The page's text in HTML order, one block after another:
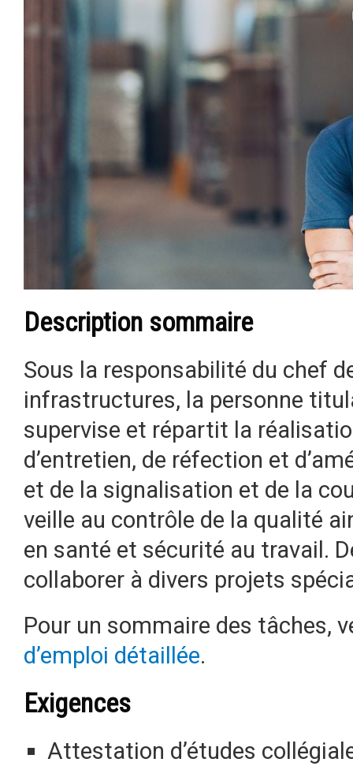
Description sommaire
Sous la responsabilité du chef
infrastructures, la personne
supervise et répartit la
d’entretien, de réfection et
et de la signalisation et de la
veille au contrôle de la qualité
en santé et sécurité au travail.
collaborer à divers projets
Pour un sommaire des tâches,
d’emploi détaillée.
Exigences
Attestation d’études